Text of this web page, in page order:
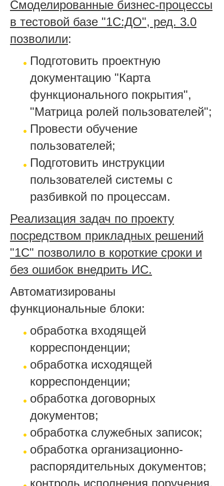
Смоделированные бизнес-процессы
в тестовой базе "1С:ДО", ред. 3.0
позволили:
Подготовить проектную
документацию "Карта
функционального покрытия",
"Матрица ролей пользователей";
Провести обучение
пользователей;
Подготовить инструкции
пользователей системы с
разбивкой по процессам.
Реализация задач по проекту
посредством прикладных решений
"1С" позволило в короткие сроки и
без ошибок внедрить ИС.
Автоматизированы
функциональные блоки:
обработка входящей
корреспонденции;
обработка исходящей
корреспонденции;
обработка договорных
документов;
обработка служебных записок;
обработка организационно-
распорядительных документов;
контроль исполнения поручения.